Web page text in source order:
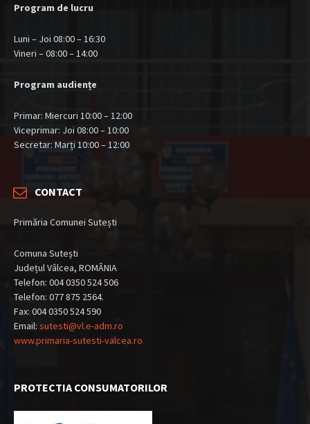
Program de lucru
Luni – Joi 08:00 – 16:30
Vineri – 08:00 – 14:00
Program audiențe
Primar: Miercuri 10:00 – 12:00
Viceprimar: Joi 08:00 – 10:00
Secretar: Marți 10:00 – 12:00
CONTACT
Primăria Comunei Sutești
Comuna Sutești
Județul Vâlcea, ROMÂNIA
Telefon: 004 0350 524 506
Telefon: 077 875 2564.
Fax: 004 0350 524 590
Email: sutesti@vl.e-adm.ro
www.primaria-sutesti-valcea.ro
PROTECTIA CONSUMATORILOR